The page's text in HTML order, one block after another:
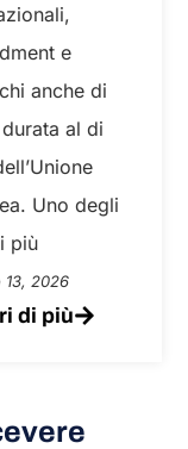
e
anche di
al di
Uno degli
più
13, 2026
di più